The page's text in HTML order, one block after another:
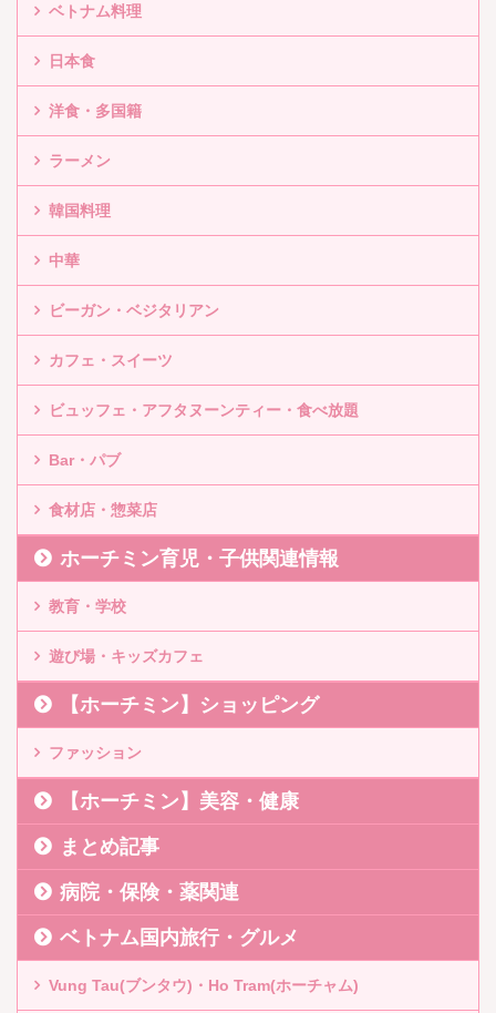
ベトナム料理
日本食
洋食・多国籍
ラーメン
韓国料理
中華
ビーガン・ベジタリアン
カフェ・スイーツ
ビュッフェ・アフタヌーンティー・食べ放題
Bar・パブ
食材店・惣菜店
ホーチミン育児・子供関連情報
教育・学校
遊び場・キッズカフェ
【ホーチミン】ショッピング
ファッション
【ホーチミン】美容・健康
まとめ記事
病院・保険・薬関連
ベトナム国内旅行・グルメ
Vung Tau(ブンタウ)・Ho Tram(ホーチャム)